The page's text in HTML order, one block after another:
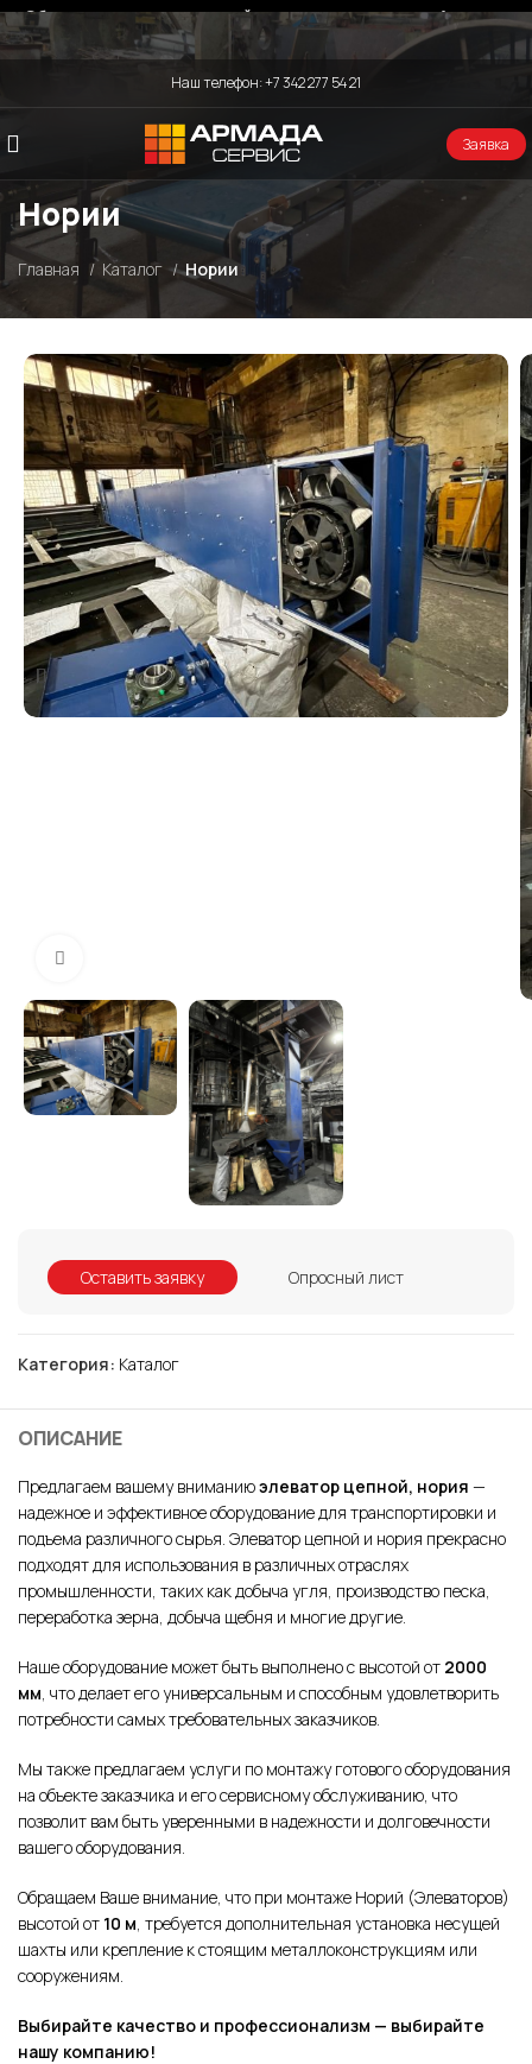
Наш телефон:+7 342 277 54 21
Заявка
Нории
Главная Каталог Нории
Оставить заявку Опросный лист
Категория: Каталог
ОПИСАНИЕ
Предлагаем вашему вниманиюэлеватор цепной, нория —
надежное и эффективное оборудование для транспортировки и
подъема различного сырья. Элеватор цепной и нория прекрасно
подходят для использования в различных отраслях
промышленности, таких как добыча угля, производство песка,
переработка зерна, добыча щебня и многие другие.
Наше оборудование может быть выполнено с высотой от 2000
мм , что делает его универсальным и способным удовлетворить
потребности самых требовательных заказчиков.
Мы также предлагаем услуги по монтажу готового оборудования
на объекте заказчика и его сервисному обслуживанию, что
позволит вам быть уверенными в надежности и долговечности
вашего оборудования.
Обращаем Ваше внимание, что при монтаже Норий (Элеваторов)
высотой от 10 м , требуется дополнительная установка несущей
шахты или крепление к стоящим металлоконструкциям или
сооружениям.
Выбирайте качество и профессионализм — выбирайте
нашу компанию!
Общество с ограниченной ответственностью «Армада-
Сервис»